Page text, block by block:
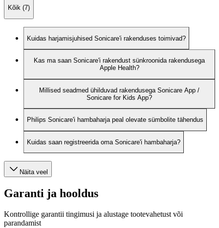
Kõik (7)
Kuidas harjamisjuhised Sonicare'i rakenduses toimivad?
Kas ma saan Sonicare'i rakendust sünkroonida rakendusega
Apple Health?
Millised seadmed ühilduvad rakendusega Sonicare App /
Sonicare for Kids App?
Philips Sonicare'i hambaharja peal olevate sümbolite tähendus
Kuidas saan registreerida oma Sonicare'i hambaharja?
Näita veel
Garanti ja hooldus
Kontrollige garantii tingimusi ja alustage tootevahetust või
parandamist